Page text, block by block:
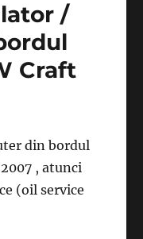
/
Craft
din bordul
, atunci
(oil service